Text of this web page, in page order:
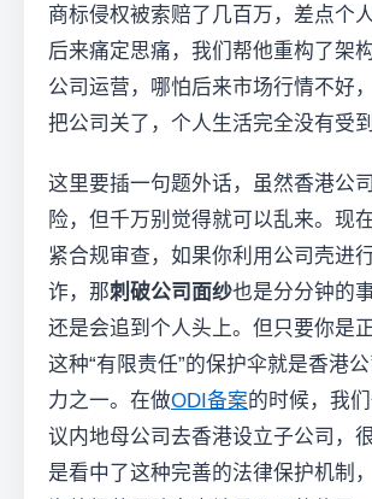
商标侵权被索赔了几百万，差点个
后来痛定思痛，我们帮他重构了架
公司运营，哪怕后来市场行情不好
把公司关了，个人生活完全没有受到
这里要插一句题外话，虽然香港公
险，但千万别觉得就可以乱来。现
紧合规审查，如果你利用公司壳进
诈，那刺破公司面纱也是分分钟的
还是会追到个人头上。但只要你是
这种“有限责任”的保护伞就是香港
力之一。在做ODI备案的时候，我
议内地母公司去香港设立子公司，
是看中了这种完善的法律保护机制